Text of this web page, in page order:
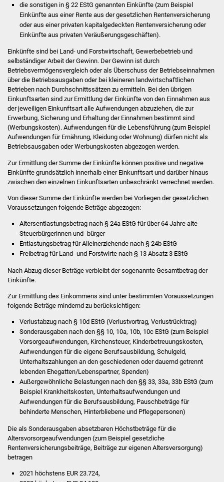
FNP / Bebauungspläne
Wahlen
Stadtinfo
Jubiläumsjahr 2021
Partnerstädte
Projekte
Schulentwicklung Bizet
Sanierung Hallenbad
Sanierung Bizethalle
Ortsentwicklung
Presse
Bürger & Service
Lebenslagen
Formulare
Bürgerinfos
Bildung
Schulen
Kindergärten
die sonstigen in § 22 EStG genannten Einkünfte (zum Beispiel
Einkünfte aus einer Rente aus der gesetzlichen Rentenversicherung
oder aus einer privaten kapitalgedeckten Rentenversicherung oder
Einkünfte aus privaten Veräußerungsgeschäften).
Einkünfte sind bei Land- und Forstwirtschaft, Gewerbebetrieb und
selbständiger Arbeit der Gewinn. Der Gewinn ist durch
Betriebsvermögensvergleich oder als Überschuss der Betriebseinnahmen
über die Betriebsausgaben oder bei kleineren landwirtschaftlichen
Betrieben nach Durchschnittssätzen zu ermitteln. Bei den übrigen
Einkunftsarten sind zur Ermittlung der Einkünfte von den Einnahmen aus
der jeweiligen Einkunftsart alle Aufwendungen abzuziehen, die zur
Erwerbung, Sicherung und Erhaltung der Einnahmen bestimmt sind
(Werbungskosten). Aufwendungen für die Lebensführung (zum Beispiel
Aufwendungen für Ernährung, Kleidung oder Wohnung) dürfen nicht als
Betriebsausgaben oder Werbungskosten abgezogen werden.
Zur Ermittlung der Summe der Einkünfte können positive und negative
Einkünfte grundsätzlich innerhalb einer Einkunftsart und darüber hinaus
zwischen den einzelnen Einkunftsarten unbeschränkt verrechnet werden.
Von dieser Summe der Einkünfte werden bei Vorliegen der gesetzlichen
Voraussetzungen folgende Beträge abgezogen:
Altersentlastungsbetrag nach § 24a EStG für über 64 Jahre alte
Steuerbürgerinnen und -bürger
Entlastungsbetrag für Alleinerziehende nach § 24b EStG
Freibetrag für Land- und Forstwirte nach § 13 Absatz 3 EStG
Nach Abzug dieser Beträge verbleibt der sogenannte Gesamtbetrag der
Einkünfte.
Zur Ermittlung des Einkommens sind unter bestimmten Voraussetzungen
folgende Beträge mindernd zu berücksichtigen:
Verlustabzug nach § 10d EStG (Verlustvortrag, Verlustrücktrag)
Sonderausgaben nach den §§ 10, 10a, 10b, 10c EStG (zum Beispiel
Vorsorgeaufwendungen, Kirchensteuer, Kinderbetreuungskosten,
Aufwendungen für die eigene Berufsausbildung, Schulgeld,
Unterhaltszahlungen an den geschiedenen oder dauernd getrennt
lebenden Ehegatten/Lebenspartner, Spenden)
Außergewöhnliche Belastungen nach den §§ 33, 33a, 33b EStG (zum
Beispiel Krankheitskosten, Unterhaltsaufwendungen und
Aufwendungen für die Berufsausbildung, Pauschbeträge für
behinderte Menschen, Hinterbliebene und Pflegepersonen)
Die als Sonderausgaben absetzbaren Höchstbeträge für die
Altersvorsorgeaufwendungen (zum Beispiel gesetzliche
Rentenversicherungsbeiträge, Beiträge zur eigenen Altersversorgung)
betragen
2021 höchstens EUR 23.724,